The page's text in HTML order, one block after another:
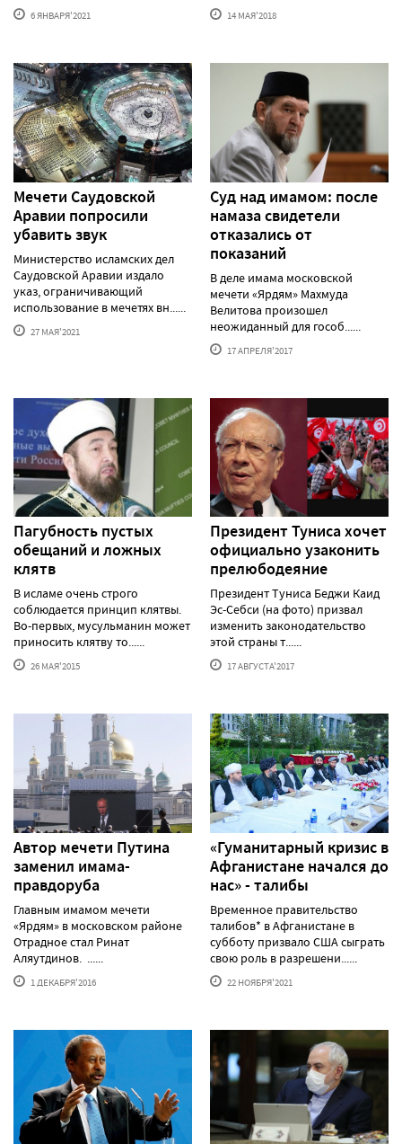
6 ЯНВАРЯ'2021 14 МАЯ'2018
Мечети Саудовской
Аравии попросили
убавить звук
Министерство исламских дел
Саудовской Аравии издало
указ, ограничивающий
использование в мечетях вн......
27 МАЯ'2021
Суд над имамом: после
намаза свидетели
отказались от
показаний
В деле имама московской
мечети «Ярдям» Махмуда
Велитова произошел
неожиданный для гособ......
17 АПРЕЛЯ'2017
Пагубность пустых
обещаний и ложных
клятв
В исламе очень строго
соблюдается принцип клятвы.
Во-первых, мусульманин может
приносить клятву то......
26 МАЯ'2015
Президент Туниса хочет
официально узаконить
прелюбодеяние
Президент Туниса Беджи Каид
Эс-Себси (на фото) призвал
изменить законодательство
этой страны т......
17 АВГУСТА'2017
Автор мечети Путина
заменил имама-
правдоруба
Главным имамом мечети
«Ярдям» в московском районе
Отрадное стал Ринат
Аляутдинов. ......
1 ДЕКАБРЯ'2016
«Гуманитарный кризис в
Афганистане начался до
нас» - талибы
Временное правительство
талибов* в Афганистане в
субботу призвало США сыграть
свою роль в разрешени......
22 НОЯБРЯ'2021